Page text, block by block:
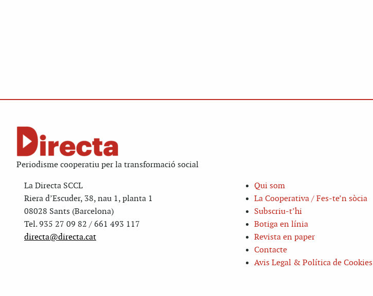
Periodisme cooperatiu per la transformació social
La Directa SCCL
Riera d’Escuder, 38, nau 1, planta 1
08028 Sants (Barcelona)
Tel. 935 27 09 82 / 661 493 117
directa@directa.cat
Qui som
La Cooperativa / Fes-te’n sòcia
Subscriu-t’hi
Botiga en línia
Revista en paper
Contacte
Avis Legal & Política de Cookies